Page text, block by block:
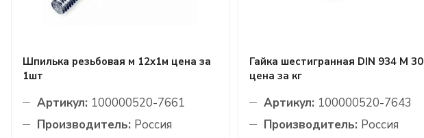
Шпилька резьбовая м 12х1м цена за
1шт
Артикул: 100000520-7661
Производитель: Россия
Гайка шестигранная DIN 934 М 30
цена за кг
Артикул: 100000520-7643
Производитель: Россия